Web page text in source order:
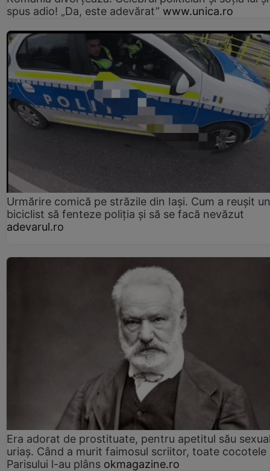
spus adio! „Da, este adevărat” www.unica.ro
Urmărire comică pe străzile din Iași. Cum a reușit un
biciclist să fenteze poliția și să se facă nevăzut
adevarul.ro
Era adorat de prostituate, pentru apetitul său
uriaș. Când a murit faimosul scriitor, toate cocotele
Parisului l-au plâns okmagazine.ro